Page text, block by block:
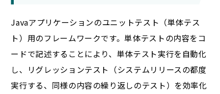
Javaアプリケーションのユニットテスト（単体テス
ト）用のフレームワークです。単体テストの内容をコ
ードで記述することにより、単体テスト実行を自動化
し、リグレッションテスト（システムリリースの都度
実行する、同様の内容の繰り返しのテスト）を効率化